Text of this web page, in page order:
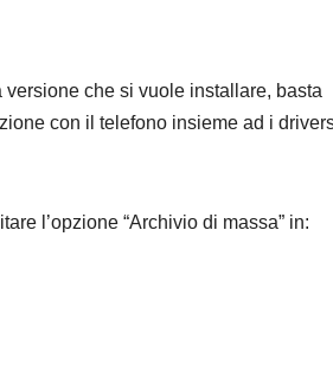
che si vuole installare, basta
con il telefono insieme ad i
l’opzione “Archivio di massa” in: